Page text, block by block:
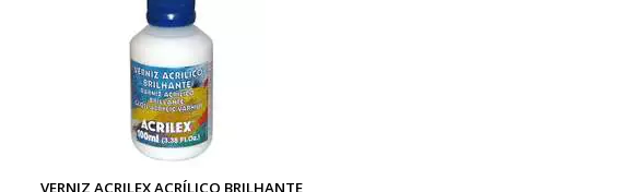
VERNIZ ACRILEX ACRÍLICO BRILHANTE